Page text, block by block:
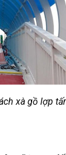
xà gồ lợp